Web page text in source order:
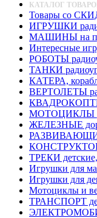
КАТАЛОГ
Товары со
ИГРУШКИ
МАШИНЫ на
Интересные
РОБОТЫ
ТАНКИ
КАТЕРА,
ВЕРТОЛЕТЫ
МОТОЦИКЛЫ
ЖЕЛЕЗНЫЕ
РАЗВИВАЮЩИЕ
ТРЕКИ
Игрушки для
Игрушки для
Мотоциклы и
ТРАНСПОРТ